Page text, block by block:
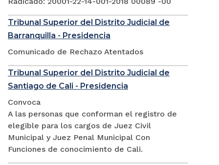
Tribunal Superior del Distrito Judicial de
Barranquilla - Presidencia
Comunicado de Rechazo Atentados
Tribunal Superior del Distrito Judicial de
Santiago de Cali - Presidencia
Convoca
A las personas que conforman el registro de
elegible para los cargos de Juez Civil
Municipal y Juez Penal Municipal Con
Funciones de conocimiento de Cali.